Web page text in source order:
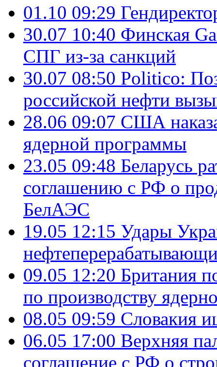
01.10 09:29
30.07 10:40 Финская
СПГ из-за санкций
30.07 08:50 Politico:
российской нефти
28.06 09:07 США
ядерной программы
23.05 09:48 Беларусь
соглашению с РФ о
БелАЭС
19.05 12:15 Удары
09.05 12:20 Британия
по производству
08.05 09:59 Словакия
06.05 17:00 Верхняя
соглашение с РФ о